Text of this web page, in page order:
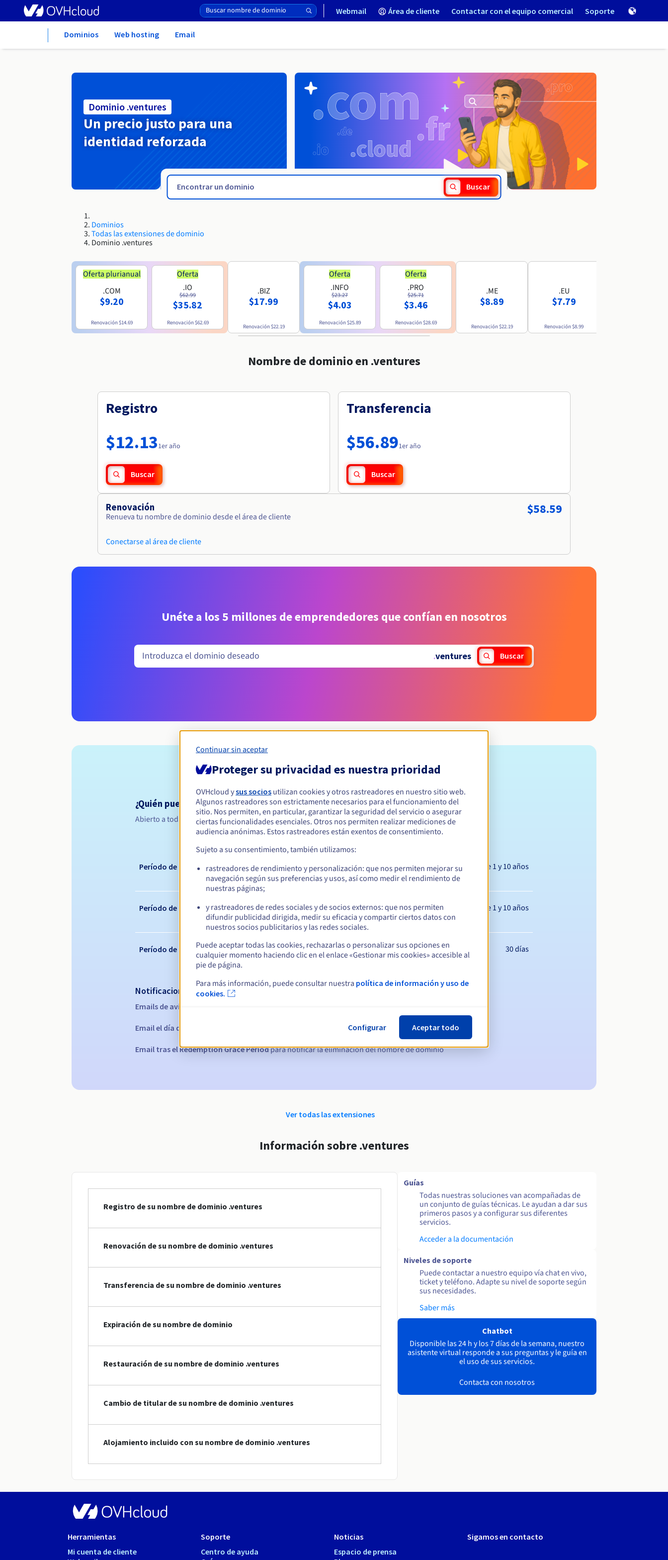
Webmail Área de cliente Contactar con el equipo comercial Soporte
Dominios Web hosting Email
Dominio .ventures
Un precio justo para una
identidad reforzada
Buscar
Dominios
Todas las extensiones de dominio
Dominio .ventures
Oferta plurianual
.COM
$9.20
Renovación$14.69
Oferta
.IO
$62.99
$35.82
Renovación$62.69
.BIZ
$17.99
Renovación$22.19
Oferta
.INFO
$23.27
$4.03
Renovación$25.89
Oferta
.PRO
$25.71
$3.46
Renovación$28.69
.ME
$8.89
Renovación$22.19
.EU
$7.79
Renovación$8.99
Nombre de dominio en .ventures
Registro
$12.131er año
Buscar
Transferencia
$56.891er año
Buscar
Renovación
Renueva tu nombre de dominio desde el área de cliente
Conectarse al área de cliente
$58.59
Unéte a los 5 millones de emprendedores que confían en nosotros
.ventures Buscar
Condiciones de elegibilidad
¿Quién puede registrar un .ventures?
Abierto a todas las personas físicas o jurídicas, sin restricción geográfica.
Período de registro Entre 1 y 10 años
Período de renovación Entre 1 y 10 años
Período de redención 30 días
Notificaciones automáticas:
Emails de aviso:
Email el día del vencimiento para notificar la suspensión del nombre de dominio
Email tras el Redemption Grace Periodpara notificar la eliminación del nombre de dominio
Ver todas las extensiones
Información sobre .ventures
Registro de su nombre de dominio .ventures
Renovación de su nombre de dominio .ventures
Transferencia de su nombre de dominio .ventures
Expiración de su nombre de dominio
Restauración de su nombre de dominio .ventures
Cambio de titular de su nombre de dominio .ventures
Alojamiento incluido con su nombre de dominio .ventures
Guías
Todas nuestras soluciones van acompañadas de
un conjunto de guías técnicas. Le ayudan a dar sus
primeros pasos y a configurar sus diferentes
servicios.
Acceder a la documentación
Niveles de soporte
Puede contactar a nuestro equipo vía chat en vivo,
ticket y teléfono. Adapte su nivel de soporte según
sus necesidades.
Saber más
Chatbot
Disponible las 24 h y los 7 días de la semana, nuestro
asistente virtual responde a sus preguntas y le guía en
el uso de sus servicios.
Contacta con nosotros
Herramientas
Mi cuenta de cliente
Soporte
Centro de ayuda
Noticias
Espacio de prensa
Sigamos en contacto
Continuar sin aceptar
Proteger su privacidad es nuestra prioridad
OVHcloud ysus socios utilizan cookies y otros rastreadores en nuestro sitio web.
Algunos rastreadores son estrictamente necesarios para el funcionamiento del
sitio. Nos permiten, en particular, garantizar la seguridad del servicio o asegurar
ciertas funcionalidades esenciales. Otros nos permiten realizar mediciones de
audiencia anónimas. Estos rastreadores están exentos de consentimiento.
Sujeto a su consentimiento, también utilizamos:
rastreadores de rendimiento y personalización: que nos permiten mejorar su
navegación según sus preferencias y usos, así como medir el rendimiento de
nuestras páginas;
y rastreadores de redes sociales y de socios externos: que nos permiten
difundir publicidad dirigida, medir su eficacia y compartir ciertos datos con
nuestros socios publicitarios y las redes sociales.
Puede aceptar todas las cookies, rechazarlas o personalizar sus opciones en
cualquier momento haciendo clic en el enlace «Gestionar mis cookies» accesible al
pie de página.
Para más información, puede consultar nuestra política de información y uso de
cookies.
Configurar Aceptar todo